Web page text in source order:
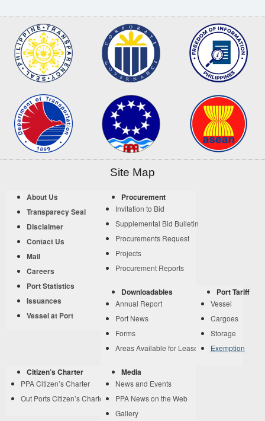
Site Map
About Us
Transparecy Seal
Disclaimer
Contact Us
Mail
Careers
Port Statistics
Issuances
Vessel at Port
Procurement
Invitation to Bid
Supplemental Bid Bulletin
Procurements Request
Projects
Procurement Reports
Downloadables
Annual Report
Port News
Forms
Areas Available for Lease
Port Tariff
Vessel
Cargoes
Storage
Exemption
Citizen’s Charter
PPA Citizen’s Charter
Out Ports Citizen’s Charter
Media
News and Events
PPA News on the Web
Gallery